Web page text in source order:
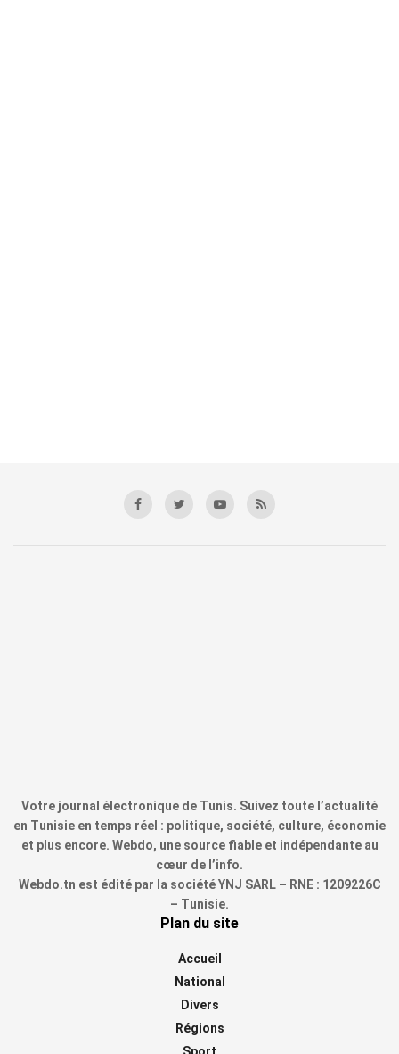
Votre journal électronique de Tunis. Suivez toute l’actualité
en Tunisie en temps réel : politique, société, culture, économie
et plus encore. Webdo, une source fiable et indépendante au
cœur de l’info.
Webdo.tn est édité par la société YNJ SARL – RNE : 1209226C
– Tunisie.
Plan du site
Accueil
National
Divers
Régions
Sport